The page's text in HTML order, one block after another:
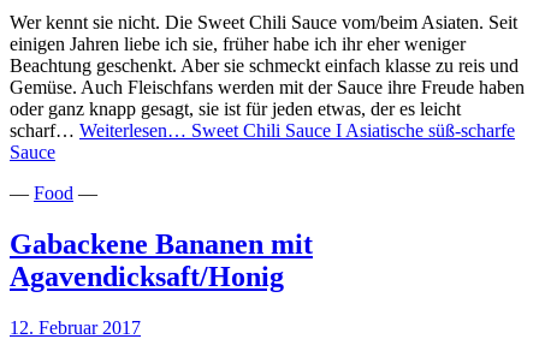
Wer kennt sie nicht. Die Sweet Chili Sauce vom/beim Asiaten. Seit
einigen Jahren liebe ich sie, früher habe ich ihr eher weniger
Beachtung geschenkt. Aber sie schmeckt einfach klasse zu reis und
Gemüse. Auch Fleischfans werden mit der Sauce ihre Freude haben
oder ganz knapp gesagt, sie ist für jeden etwas, der es leicht
scharf… Weiterlesen… Sweet Chili Sauce I Asiatische süß-scharfe
Sauce
— Food —
Gabackene Bananen mit
Agavendicksaft/Honig
12. Februar 2017